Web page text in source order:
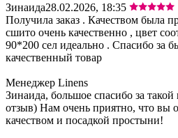
Зинаида28.02.2026, 18:35
Получила заказ . Качеством была
сшито очень качественно , цвет
90*200 сел идеально . Спасибо за
качественный товар
Менеджер Linens
Зинаида, большое спасибо за
отзыв) Нам очень приятно, что вы
качеством и посадкой простыни!